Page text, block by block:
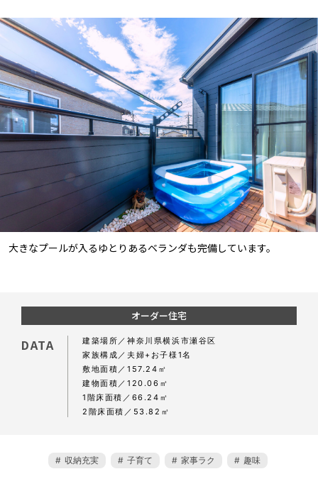
大きなプールが入るゆとりあるベランダも完備しています。
オーダー住宅
DATA 建築場所
神奈川県横浜市瀬谷区
家族構成
夫婦+お子様1名
敷地面積
157.24㎡
建物面積
120.06㎡
1階床面積
66.24㎡
2階床面積
53.82㎡
収納充実 子育て 家事ラク 趣味